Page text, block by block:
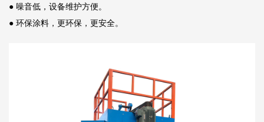
● 噪音低，设备维护方便。
● 环保涂料，更环保，更安全。